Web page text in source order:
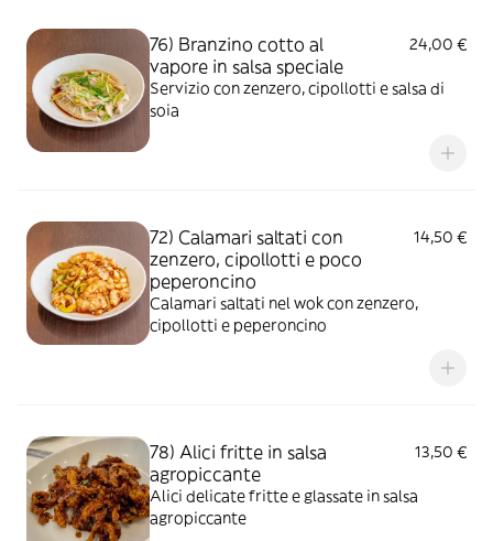
76) Branzino cotto al
vapore in salsa speciale
24,00 €
Servizio con zenzero, cipollotti e salsa di
soia
72) Calamari saltati con
zenzero, cipollotti e poco
peperoncino
14,50 €
Calamari saltati nel wok con zenzero,
cipollotti e peperoncino
78) Alici fritte in salsa
agropiccante
13,50 €
Alici delicate fritte e glassate in salsa
agropiccante